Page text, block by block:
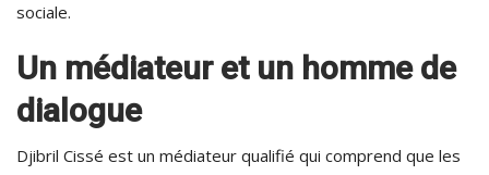
sociale.
Un médiateur et un homme de
dialogue
Djibril Cissé est un médiateur qualifié qui comprend que les